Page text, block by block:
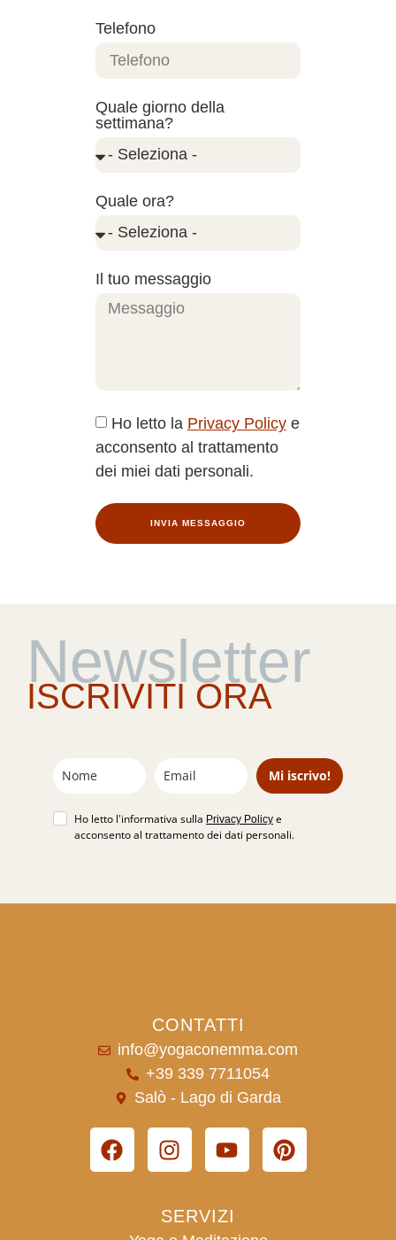
Telefono
Quale giorno della
settimana?
Quale ora?
Il tuo messaggio
Ho letto la Privacy Policye
acconsento al trattamento
dei miei dati personali.
INVIA MESSAGGIO
Newsletter
ISCRIVITI ORA
Mi iscrivo!
Ho letto l'informativa sulla Privacy Policy e
acconsento al trattamento dei dati personali.
CONTATTI
info@yogaconemma.com
+39 339 7711054
Salò - Lago di Garda
SERVIZI